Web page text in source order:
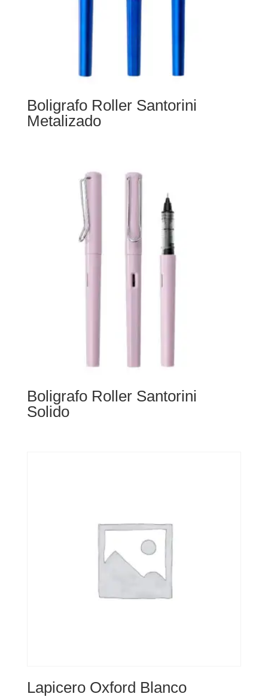
Boligrafo Roller Santorini
Metalizado
Boligrafo Roller Santorini
Solido
Lapicero Oxford Blanco